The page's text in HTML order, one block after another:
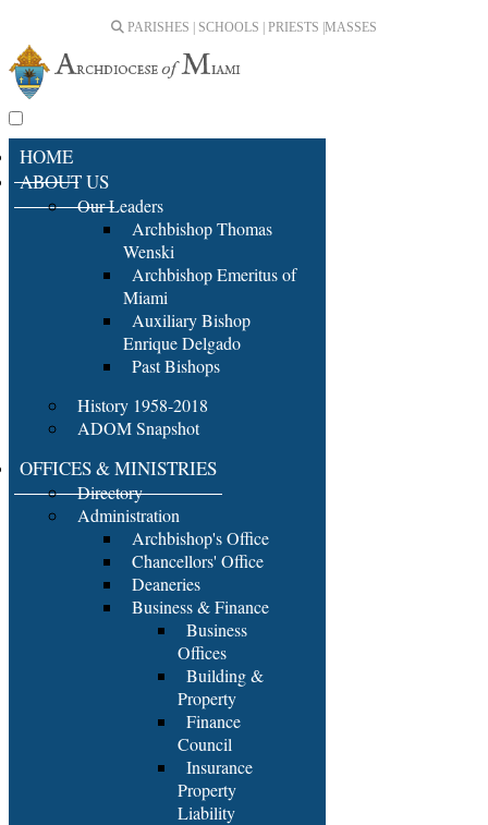
PARISHES | SCHOOLS | PRIESTS | MASSES
HOME
ABOUT US
Our Leaders
Archbishop Thomas
Wenski
Archbishop Emeritus of
Miami
Auxiliary Bishop
Enrique Delgado
Past Bishops
History 1958-2018
ADOM Snapshot
OFFICES & MINISTRIES
Directory
Administration
Archbishop's Office
Chancellors' Office
Deaneries
Business & Finance
Business
Offices
Building &
Property
Finance
Council
Insurance
Property
Liability